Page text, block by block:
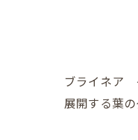
ブライネア
展開する葉の